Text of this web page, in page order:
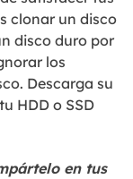
clonar un disco
disco duro por
los
Descarga su
HDD o SSD
en tus